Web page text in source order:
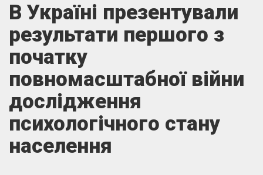
В Україні презентували
результати першого з
початку
повномасштабної війни
дослідження
психологічного стану
населення